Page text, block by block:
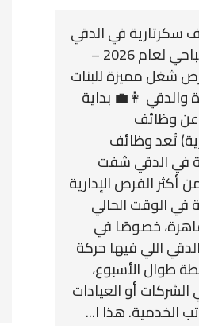
سكرتارية في الدقي
شفت صباحي لعام 2026 –
فرص شغل مميزة للبنات
والدقي 👩‍💼 بداية
وظائف
تُعد وظائف
في الدقي شفت
أكثر الفرص الإدارية
في الوقت الحالي
خصوصًا في
اللي فيها حركة
طوال الأسبوع،
أو العيادات
الخدمية. هذا ا...